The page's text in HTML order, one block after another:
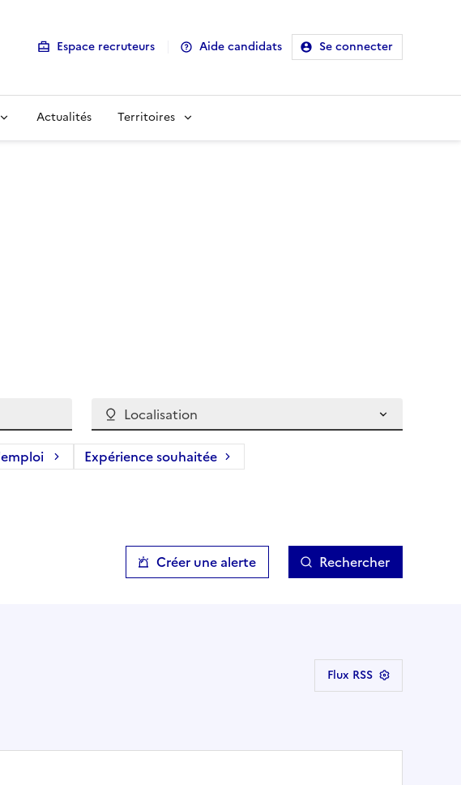
Espace recruteurs Aide candidats Se connecter
Actualités Territoires
Localisation
Expérience souhaitée
Créer une alerte Rechercher
Flux RSS